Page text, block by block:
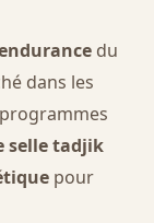
du
dans les
selle tadjik
pour